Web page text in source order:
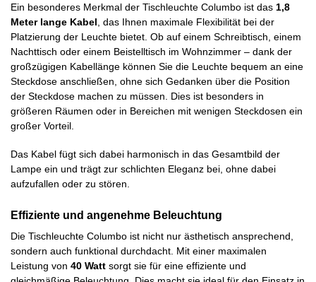
Ein besonderes Merkmal der Tischleuchte Columbo ist das 1,8
Meter lange Kabel , das Ihnen maximale Flexibilität bei der
Platzierung der Leuchte bietet. Ob auf einem Schreibtisch, einem
Nachttisch oder einem Beistelltisch im Wohnzimmer – dank der
großzügigen Kabellänge können Sie die Leuchte bequem an eine
Steckdose anschließen, ohne sich Gedanken über die Position
der Steckdose machen zu müssen. Dies ist besonders in
größeren Räumen oder in Bereichen mit wenigen Steckdosen ein
großer Vorteil.
Das Kabel fügt sich dabei harmonisch in das Gesamtbild der
Lampe ein und trägt zur schlichten Eleganz bei, ohne dabei
aufzufallen oder zu stören.
Effiziente und angenehme Beleuchtung
Die Tischleuchte Columbo ist nicht nur ästhetisch ansprechend,
sondern auch funktional durchdacht. Mit einer maximalen
Leistung von 40 Watt sorgt sie für eine effiziente und